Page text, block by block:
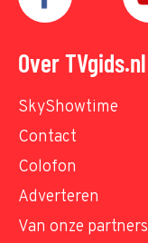
Over TVgids.nl
SkyShowtime
Contact
Colofon
Adverteren
Van onze partners